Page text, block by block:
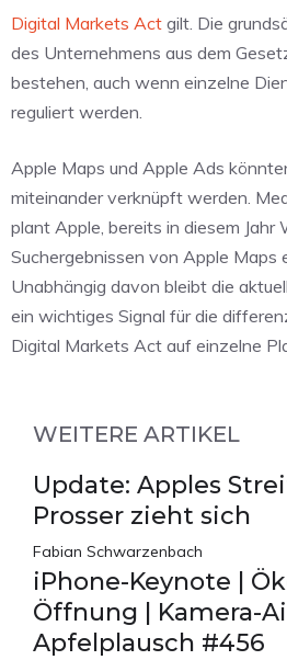
Digital Markets Act gilt. Die
des Unternehmens aus dem
bestehen, auch wenn einzelne
reguliert werden.
Apple Maps und Apple Ads
miteinander verknüpft werden.
plant Apple, bereits in diesem Jahr
Suchergebnissen von Apple Maps
Unabhängig davon bleibt die
ein wichtiges Signal für die
Digital Markets Act auf einzelne
WEITERE ARTIKEL
Update: Apples
Prosser zieht sich
Fabian Schwarzenbach
iPhone-Keynote |
Öffnung | Kamera-
Apfelplausch #456